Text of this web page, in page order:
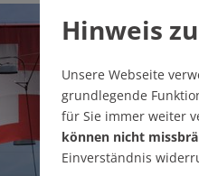
Hinweis
Unsere Webseite
grundlegende
für Sie immer weiter
können nicht
Einverständnis